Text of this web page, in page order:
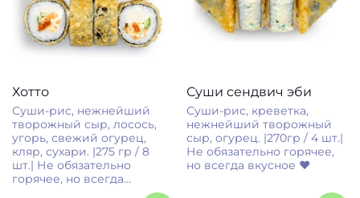
Хотто
Суши-рис, нежнейший
творожный сыр, лосось,
угорь, свежий огурец,
кляр, сухари. |275 гр / 8
шт.| Не обязательно
горячее, но всегда...
Суши сендвич эби
Суши-рис, креветка,
нежнейший творожный
сыр, огурец. |270гр / 4 шт.|
Не обязательно горячее,
но всегда вкусное ❤